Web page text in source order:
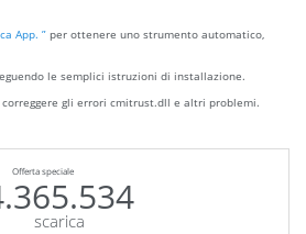
App. ” per ottenere uno strumento automatico,
le semplici istruzioni di installazione.
gli errori cmitrust.dll e altri problemi.
Offerta speciale
scarica